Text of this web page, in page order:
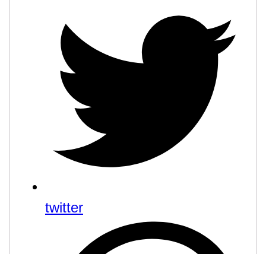
twitter